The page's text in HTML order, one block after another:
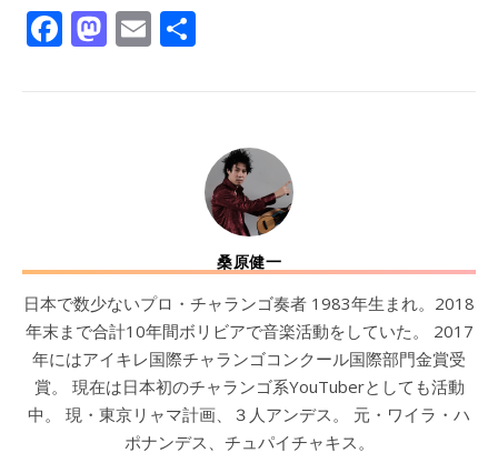
Facebook
Mastodon
Email
桑原健一
日本で数少ないプロ・チャランゴ奏者 1983年生まれ。2018
年末まで合計10年間ボリビアで音楽活動をしていた。 2017
年にはアイキレ国際チャランゴコンクール国際部門金賞受
賞。 現在は日本初のチャランゴ系YouTuberとしても活動
中。 現・東京リャマ計画、３人アンデス。 元・ワイラ・ハ
ポナンデス、チュパイチャキス。